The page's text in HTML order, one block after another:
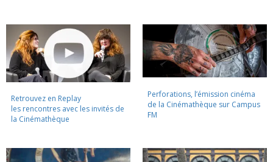
Retrouvez en Replay
les rencontres avec les invités de
la Cinémathèque
Perforations, l’émission cinéma
de la Cinémathèque sur Campus
FM